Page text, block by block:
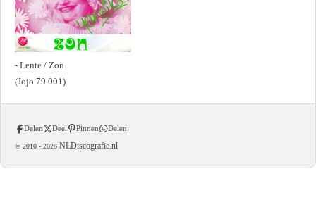
- Lente / Zon
(Jojo 79 001)
Delen Deel Pinnen Delen
© 2010 - 2026 NLDiscografie.nl